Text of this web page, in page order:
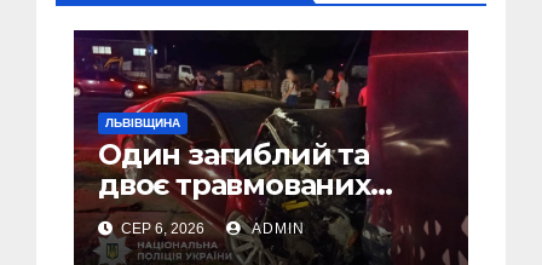
ЛЬВІВЩИНА
Один загиблий та
двоє травмованих
внаслідок ДТП на
Самбірщині
СЕР 6, 2026 ADMIN